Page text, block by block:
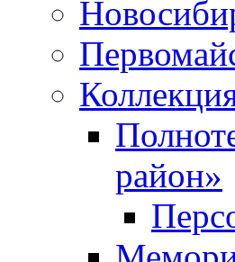
район»